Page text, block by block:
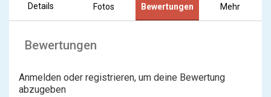
Details Fotos Bewertungen Mehr
Bewertungen
Anmelden oder registrieren, um deine Bewertung
abzugeben